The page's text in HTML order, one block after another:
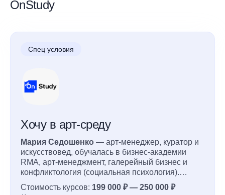
OnStudy
Спец условия
Хочу в арт-среду
Мария Седошенко — арт-менеджер, куратор и
искусствовед, обучалась в бизнес-академии
RMA, арт-менеджмент, галерейный бизнес и
конфликтология (социальная психология).
Имеет опыт работы в аукционном доме Philips и
Винзаводе. Создала 7 больших курсов по
Стоимость курсов: 199 000 ₽ — 250 000 ₽